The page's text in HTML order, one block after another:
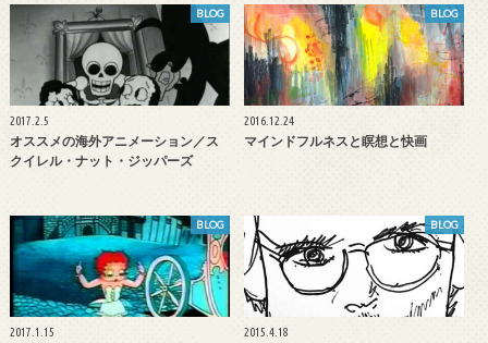
BLOG
2017.2.5
オススメの海外アニメーション／ス
クイレル・ナット・ジッパーズ
BLOG
2016.12.24
マインドフルネスと瞑想と快画
BLOG
2017.1.15
BLOG
2015.4.18